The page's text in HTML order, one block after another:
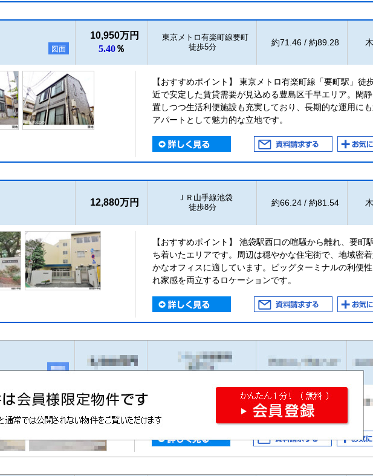
図面
10,950万円
5.40％
東京メトロ有楽町線要町
徒歩5分
約71.46 / 約89.28
【おすすめポイント】 東京メトロ有楽町線「要町駅」徒
近で安定した賃貸需要が見込める豊島区千早エリア。閑
置しつつ生活利便施設も充実しており、長期的な運用に
アパートとして魅力的な立地です。
12,880万円
ＪＲ山手線池袋
徒歩8分
約66.24 / 約81.54
【おすすめポイント】 池袋駅西口の喧騒から離れ、要町
ち着いたエリアです。周辺は穏やかな住宅街で、地域密
かなオフィスに適しています。ビッグターミナルの利便
れ家感を両立するロケーションです。